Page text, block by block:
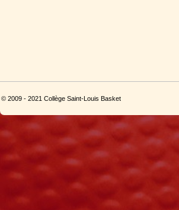
© 2009 - 2021 Collège Saint-Louis Basket